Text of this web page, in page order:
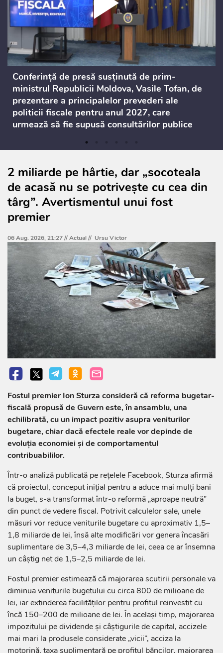
Conferință de presă susținută de prim-
ministrul Republicii Moldova, Vasile Tofan, de
prezentare a principalelor prevederi ale
politicii fiscale pentru anul 2027, care
urmează să fie supusă consultărilor publice
2 miliarde pe hârtie, dar „socoteala
de acasă nu se potrivește cu cea din
târg”. Avertismentul unui fost
premier
06 Aug. 2026, 21:27 //Actual// Ursu Victor
Fostul premier Ion Sturza consideră că reforma bugetar-
fiscală propusă de Guvern este, în ansamblu, una
echilibrată, cu un impact pozitiv asupra veniturilor
bugetare, chiar dacă efectele reale vor depinde de
evoluția economiei și de comportamentul
contribuabililor.
Într-o analiză publicată pe rețelele Facebook, Sturza afirmă
că proiectul, conceput inițial pentru a aduce mai mulți bani
la buget, s-a transformat într-o reformă „aproape neutră”
din punct de vedere fiscal. Potrivit calculelor sale, unele
măsuri vor reduce veniturile bugetare cu aproximativ 1,5–
1,8 miliarde de lei, însă alte modificări vor genera încasări
suplimentare de 3,5–4,3 miliarde de lei, ceea ce ar însemna
un câștig net de 1,5–2,5 miliarde de lei.
Fostul premier estimează că majorarea scutirii personale va
diminua veniturile bugetului cu circa 800 de milioane de
lei, iar extinderea facilităților pentru profitul reinvestit cu
încă 150–200 de milioane de lei. În același timp, majorarea
impozitului pe dividende și câștigurile de capital, accizele
mai mari la produsele considerate „vicii”, acciza la
motorină, taxa suplimentară pe profitul băncilor, majorarea